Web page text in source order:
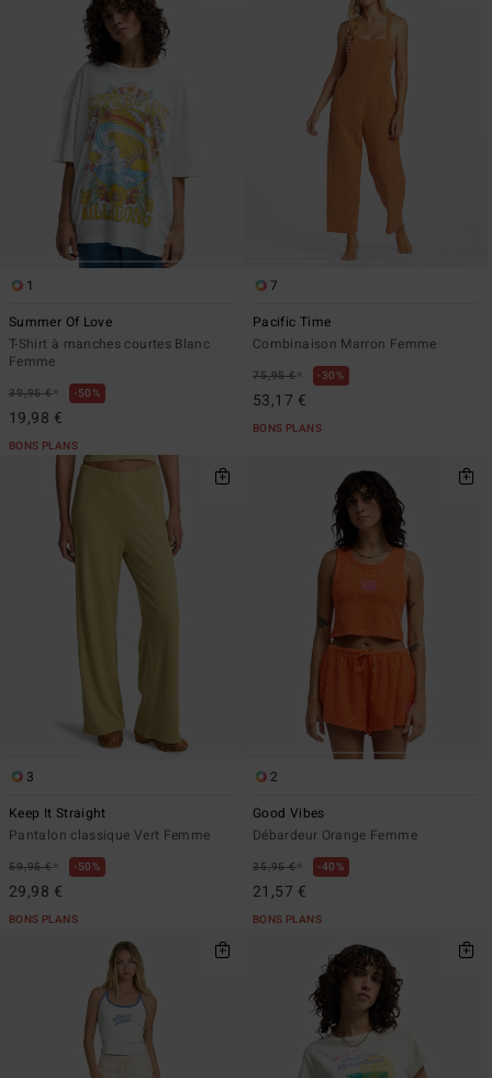
1
Summer Of Love
T-Shirt à manches courtes Blanc
Femme
39,95 €* 50%
19,98 €
BONS PLANS
7
Pacific Time
Combinaison Marron Femme
75,95 €* 30%
53,17 €
BONS PLANS
3
Keep It Straight
Pantalon classique Vert Femme
59,95 €* 50%
29,98 €
BONS PLANS
2
Good Vibes
Débardeur Orange Femme
35,95 €* 40%
21,57 €
BONS PLANS